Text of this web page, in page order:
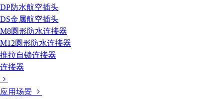
DP防水航空插头
DS金属航空插头
M8圆形防水连接器
M12圆形防水连接器
推拉自锁连接器
连接器
应用场景